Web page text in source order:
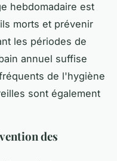
hebdomadaire est
morts et prévenir
les périodes de
annuel suffise
de l'hygiène
sont également
des